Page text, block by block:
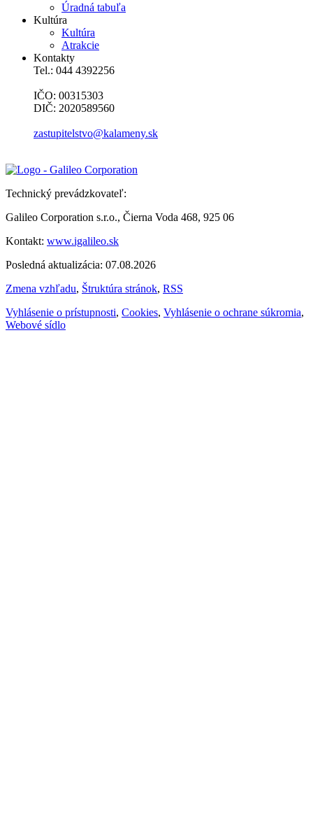
Úradná tabuľa
Kultúra
Kultúra
Atrakcie
Kontakty
Tel.: 044 4392256
IČO: 00315303
DIČ: 2020589560
zastupitelstvo@kalameny.sk
Technický prevádzkovateľ:
Galileo Corporation s.r.o., Čierna Voda 468, 925 06
Kontakt: www.igalileo.sk
Posledná aktualizácia: 07.08.2026
Zmena vzhľadu, Štruktúra stránok, RSS
Vyhlásenie o prístupnosti, Cookies, Vyhlásenie o ochrane súkromia,
Webové sídlo